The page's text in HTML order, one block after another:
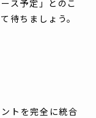
ス予定」とのこ
待ちましょう。
トを完全に統合